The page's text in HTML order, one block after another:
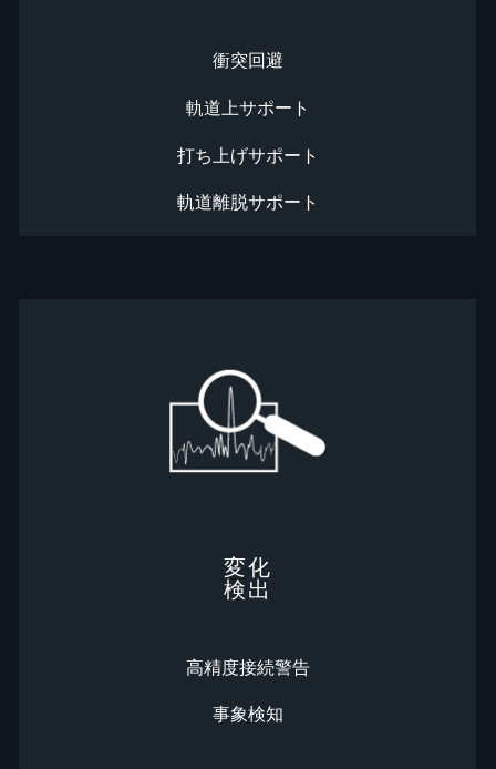
衝突回避
軌道上サポート
打ち上げサポート
軌道離脱サポート
変化
検出
高精度接続警告
事象検知